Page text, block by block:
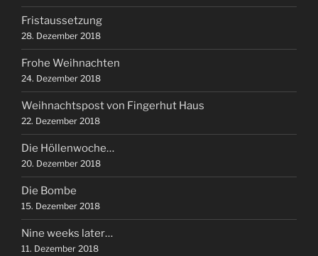
Fristaussetzung
28. Dezember 2018
Frohe Weihnachten
24. Dezember 2018
Weihnachtspost von Fingerhut Haus
22. Dezember 2018
Die Höllenwoche…
20. Dezember 2018
Die Bombe
15. Dezember 2018
Nine weeks later…
11. Dezember 2018